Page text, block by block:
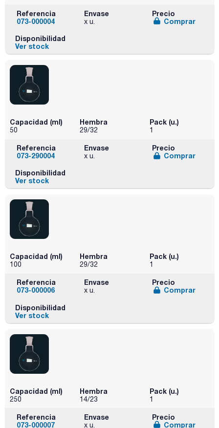
Referencia
073-000004
Envase
x u.
Precio
Comprar
Disponibilidad
Ver stock
Capacidad (ml)
50
Hembra
29/32
Pack (u.)
1
Referencia
073-290004
Envase
x u.
Precio
Comprar
Disponibilidad
Ver stock
Capacidad (ml)
100
Hembra
29/32
Pack (u.)
1
Referencia
073-000006
Envase
x u.
Precio
Comprar
Disponibilidad
Ver stock
Capacidad (ml)
250
Hembra
14/23
Pack (u.)
1
Referencia
073-000007
Envase
x u.
Precio
Comprar